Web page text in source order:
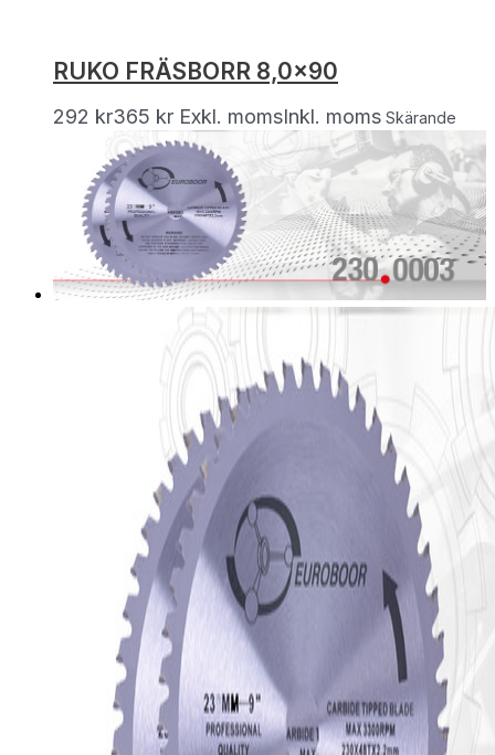
RUKO FRÄSBORR 8,0×90
292 kr365 kr Exkl. momsInkl. moms Skärande